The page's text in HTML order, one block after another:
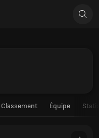
Classement Équipe